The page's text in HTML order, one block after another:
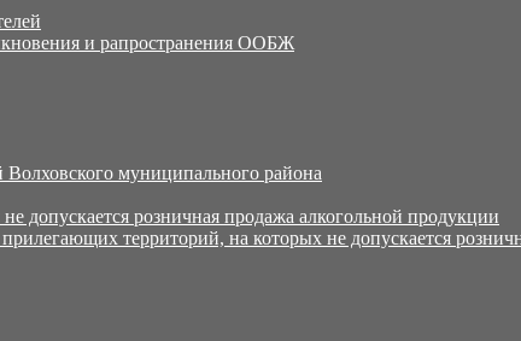
и рапространения ООБЖ
муниципального района
допускается розничная продажа алкогольной продукции
территорий, на которых не допускается